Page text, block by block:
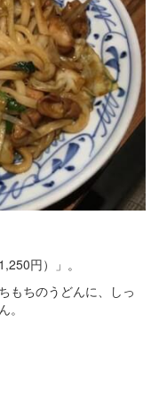
円）」。
もちのうどんに、しっ